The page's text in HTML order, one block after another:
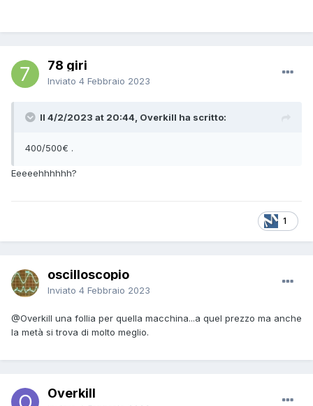
78 giri
Inviato 4 Febbraio 2023
Il 4/2/2023 at 20:44, Overkill ha scritto:
400/500€ .
Eeeeehhhhhh?
1
oscilloscopio
Inviato 4 Febbraio 2023
@Overkill una follia per quella macchina...a quel prezzo ma anche
la metà si trova di molto meglio.
Overkill